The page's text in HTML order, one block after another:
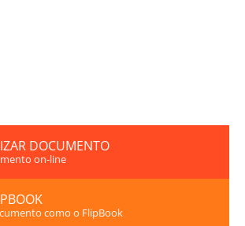
DOCUMENTO
on-line
como o FlipBook